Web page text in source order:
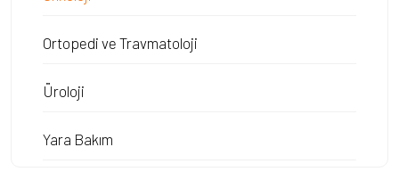
Ortopedi ve Travmatoloji
Üroloji
Yara Bakım